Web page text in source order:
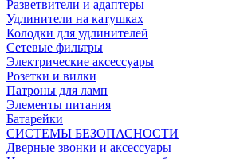
Разветвители и адаптеры
Удлинители на катушках
Колодки для удлинителей
Сетевые фильтры
Электрические аксессуары
Розетки и вилки
Патроны для ламп
Элементы питания
Батарейки
СИСТЕМЫ БЕЗОПАСНОСТИ
Дверные звонки и аксессуары